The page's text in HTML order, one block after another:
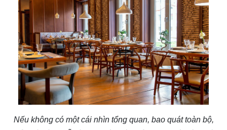
Nếu không có một cái nhìn tổng quan, bao quát toàn bộ,